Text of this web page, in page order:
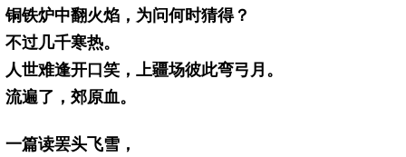
铜铁炉中翻火焰，为问何时猜得？
不过几千寒热。
人世难逢开口笑，上疆场彼此弯弓月。
流遍了，郊原血。
一篇读罢头飞雪，